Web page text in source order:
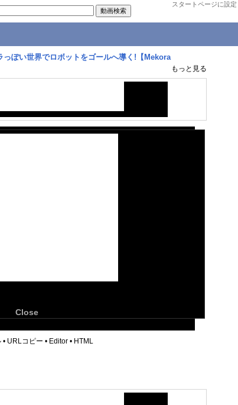
スタートページに設定
っぽい世界でロボットをゴールへ導く!【Mekora
もっと見る
Close
• URLコピー • Editor • HTML